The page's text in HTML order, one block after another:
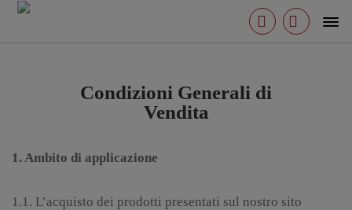
Condizioni Generali di
Vendita
1. Ambito di applicazione
1.1. L’acquisto dei prodotti presentati sul nostro sito